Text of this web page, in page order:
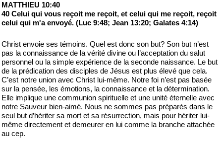
MATTHIEU 10:40
40 Celui qui vous reçoit me reçoit, et celui qui me reçoit, reçoit
celui qui m'a envoyé. (Luc 9:48; Jean 13:20; Galates 4:14)
Christ envoie ses témoins. Quel est donc son but? Son but n’est
pas la connaissance de la vérité divine ou l’acceptation du salut
personnel ou la simple expérience de la seconde naissance. Le but
de la prédication des disciples de Jésus est plus élevé que cela.
C’est notre union avec Christ lui-même. Notre foi n’est pas basée
sur la pensée, les émotions, la connaissance et la détermination.
Elle implique une communion spirituelle et une unité éternelle avec
notre Sauveur bien-aimé. Nous ne sommes pas préparés dans le
seul but d’hériter sa mort et sa résurrection, mais pour hériter lui-
même directement et demeurer en lui comme la branche attachée
au cep.